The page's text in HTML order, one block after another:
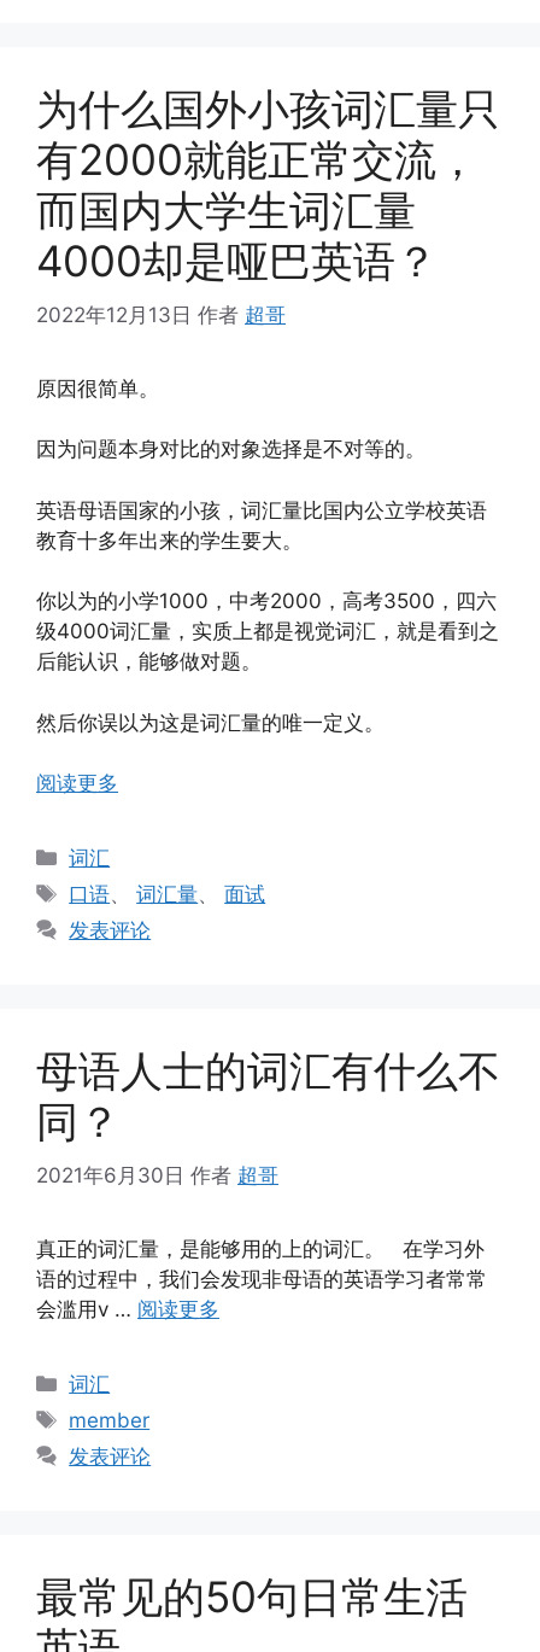
为什么国外小孩词汇量只
有2000就能正常交流，
而国内大学生词汇量
4000却是哑巴英语？
2022年12月13日 作者 超哥
原因很简单。
因为问题本身对比的对象选择是不对等的。
英语母语国家的小孩，词汇量比国内公立学校英语
教育十多年出来的学生要大。
你以为的小学1000，中考2000，高考3500，四六
级4000词汇量，实质上都是视觉词汇，就是看到之
后能认识，能够做对题。
然后你误以为这是词汇量的唯一定义。
阅读更多
分
类
词汇
标
签
口语、词汇量、面试
发表评论
母语人士的词汇有什么不
同？
2021年6月30日 作者 超哥
真正的词汇量，是能够用的上的词汇。 在学习外
语的过程中，我们会发现非母语的英语学习者常常
会滥用v … 阅读更多
分
词汇
标
签
member
发表评论
最常见的50句日常生活